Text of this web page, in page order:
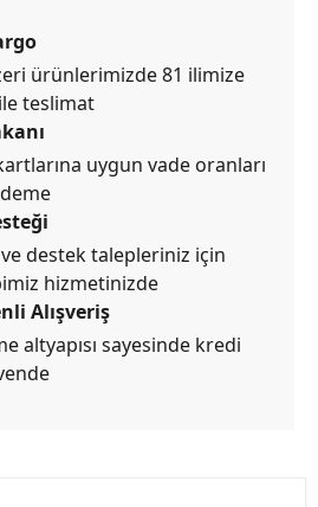
ürünlerimizde 81 ilimize
teslimat
uygun vade oranları
ve destek talepleriniz için
hizmetinizde
Alışveriş
altyapısı sayesinde kredi